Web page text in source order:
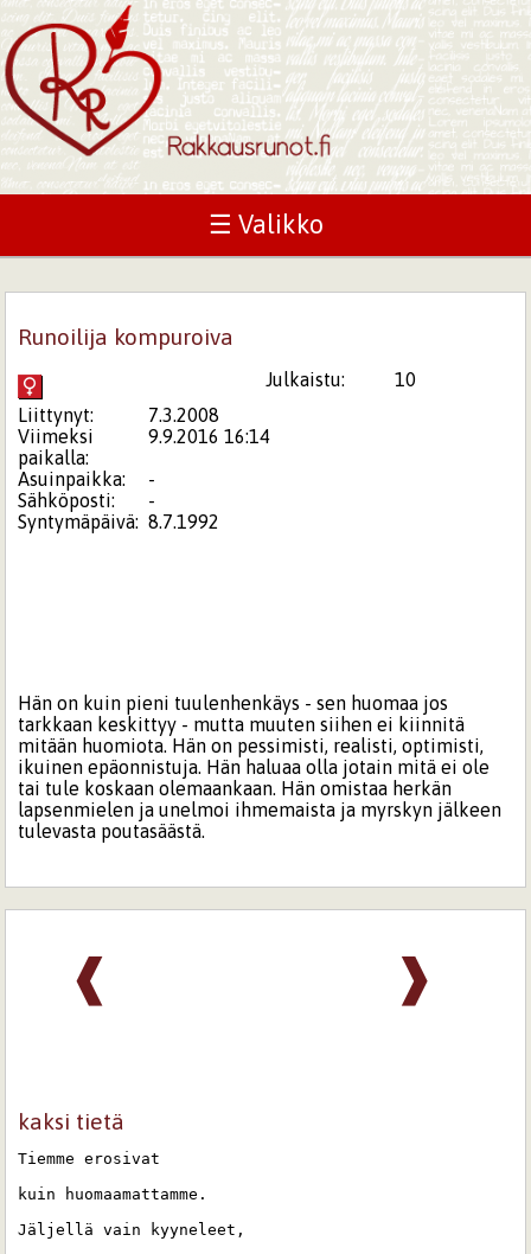
☰ Valikko
Runoilija kompuroiva
Julkaistu:
10
Liittynyt:
7.3.2008
Viimeksi
paikalla:
9.9.2016 16:14
Asuinpaikka:
-
Sähköposti:
-
Syntymäpäivä: 8.7.1992
Hän on kuin pieni tuulenhenkäys - sen huomaa jos
tarkkaan keskittyy - mutta muuten siihen ei kiinnitä
mitään huomiota. Hän on pessimisti, realisti, optimisti,
ikuinen epäonnistuja. Hän haluaa olla jotain mitä ei ole
tai tule koskaan olemaankaan. Hän omistaa herkän
lapsenmielen ja unelmoi ihmemaista ja myrskyn jälkeen
tulevasta poutasäästä.
❱
❰
kaksi tietä
Tiemme erosivat
kuin huomaamattamme.
Jäljellä vain kyyneleet,